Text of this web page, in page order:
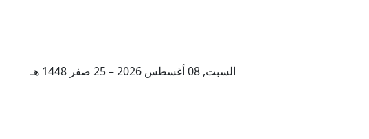
السبت, 08 أغسطس 2026 – 25 صفر 1448 هـ